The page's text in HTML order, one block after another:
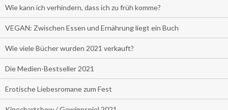
Wie kann ich verhindern, dass ich zu früh komme?
VEGAN: Zwischen Essen und Ernährung liegt ein Buch
Wie viele Bücher wurden 2021 verkauft?
Die Medien-Bestseller 2021
Erotische Liebesromane zum Fest